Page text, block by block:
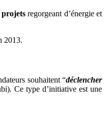
regorgeant d’énergie et
2013.
souhaitent “déclencher
. Ce type d’initiative est une